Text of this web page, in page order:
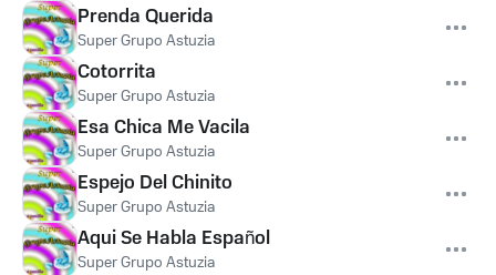
Prenda Querida
Super Grupo Astuzia
Cotorrita
Super Grupo Astuzia
Esa Chica Me Vacila
Super Grupo Astuzia
Espejo Del Chinito
Super Grupo Astuzia
Aqui Se Habla Español
Super Grupo Astuzia